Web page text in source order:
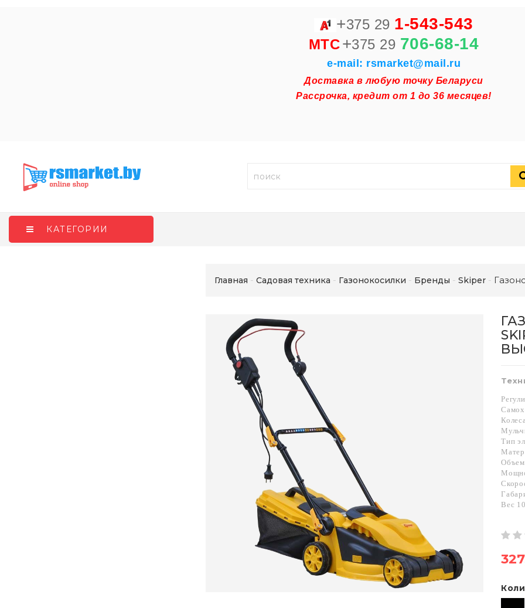
+375 29 1-543-543
MTC+375 29 706-68-14
e-mail: rsmarket@mail.ru
Доставка в любую точку Беларуси
Рассрочка, кредит от 1 до 36 месяцев!
КАТЕГОРИИ
Главная Садовая техника Газонокосилки Бренды Skiper
Тип
Объем
Вес